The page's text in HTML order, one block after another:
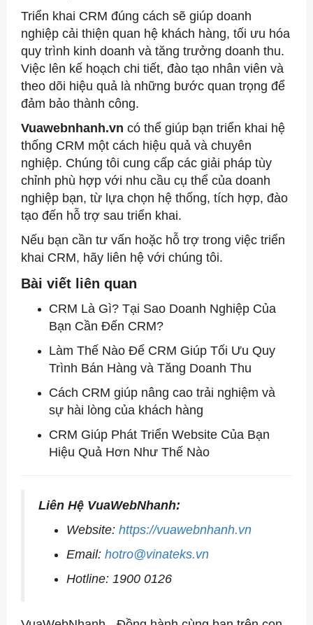
Triển khai CRM đúng cách sẽ giúp doanh
nghiệp cải thiện quan hệ khách hàng, tối ưu hóa
quy trình kinh doanh và tăng trưởng doanh thu.
Việc lên kế hoạch chi tiết, đào tạo nhân viên và
theo dõi hiệu quả là những bước quan trọng để
đảm bảo thành công.
Vuawebnhanh.vn có thể giúp bạn triển khai hệ
thống CRM một cách hiệu quả và chuyên
nghiệp. Chúng tôi cung cấp các giải pháp tùy
chỉnh phù hợp với nhu cầu cụ thể của doanh
nghiệp bạn, từ lựa chọn hệ thống, tích hợp, đào
tạo đến hỗ trợ sau triển khai.
Nếu bạn cần tư vấn hoặc hỗ trợ trong việc triển
khai CRM, hãy liên hệ với chúng tôi.
Bài viết liên quan
CRM Là Gì? Tại Sao Doanh Nghiệp Của
Bạn Cần Đến CRM?
Làm Thế Nào Để CRM Giúp Tối Ưu Quy
Trình Bán Hàng và Tăng Doanh Thu
Cách CRM giúp nâng cao trải nghiệm và
sự hài lòng của khách hàng
CRM Giúp Phát Triển Website Của Bạn
Hiệu Quả Hơn Như Thế Nào
Liên Hệ VuaWebNhanh:
Website: https://vuawebnhanh.vn
Email: hotro@vinateks.vn
Hotline: 1900 0126